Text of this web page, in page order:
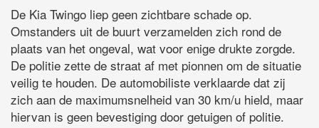
De Kia Twingo liep geen zichtbare schade op.
Omstanders uit de buurt verzamelden zich rond de
plaats van het ongeval, wat voor enige drukte zorgde.
De politie zette de straat af met pionnen om de situatie
veilig te houden. De automobiliste verklaarde dat zij
zich aan de maximumsnelheid van 30 km/u hield, maar
hiervan is geen bevestiging door getuigen of politie.